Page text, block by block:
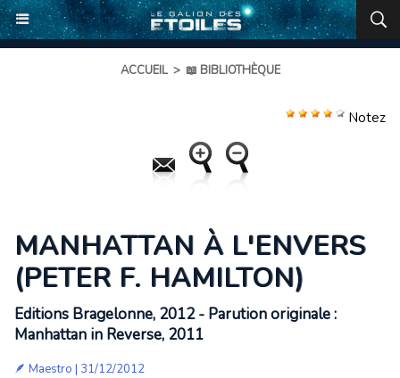
ACCUEIL > 📖 BIBLIOTHÈQUE
Notez
MANHATTAN À L'ENVERS
(PETER F. HAMILTON)
Editions Bragelonne, 2012 - Parution originale :
Manhattan in Reverse, 2011
🪶 Maestro | 31/12/2012